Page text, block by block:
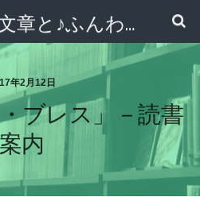
心と身体と文章と♪ふんわりシンプルライフ講座 【西宮・宝塚】
年2月12日
ブレス」－読書
案内